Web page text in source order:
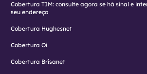
Cobertura TIM: consulte agora se há sinal e
seu endereço
Cobertura Hughesnet
Cobertura Oi
Cobertura Brisanet